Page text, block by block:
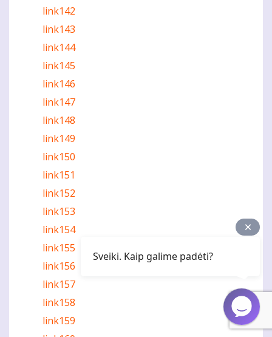
link142
link143
link144
link145
link146
link147
link148
link149
link150
link151
link152
link153
link154
link155
link156
link157
link158
link159
Sveiki. Kaip galime padėti?